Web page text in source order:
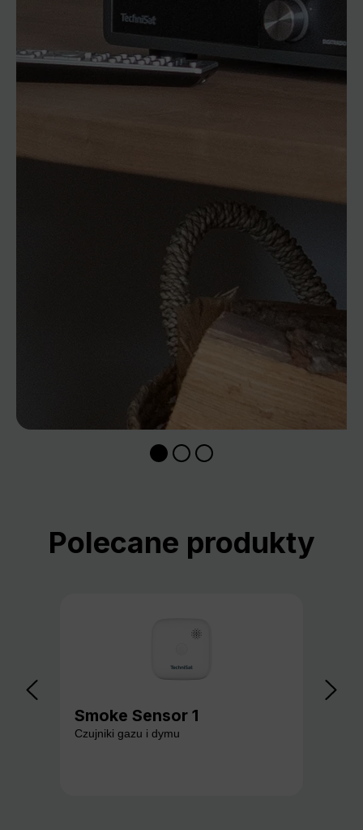
Pomiń galerię produktów
Polecane produkty
Smoke Sensor 1
Czujniki gazu i dymu